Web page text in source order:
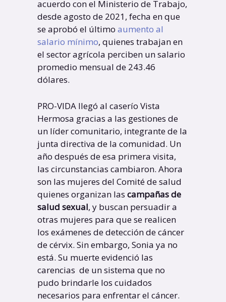
acuerdo con el Ministerio de Trabajo,
desde agosto de 2021, fecha en que
se aprobó el últimoaumento al
salario mínimo, quienes trabajan en
el sector agrícola perciben un salario
promedio mensual de 243.46
dólares.
PRO-VIDA llegó al caserío Vista
Hermosa gracias a las gestiones de
un líder comunitario, integrante de la
junta directiva de la comunidad. Un
año después de esa primera visita,
las circunstancias cambiaron. Ahora
son las mujeres del Comité de salud
quienes organizan lascampañas de
salud sexual, y buscan persuadir a
otras mujeres para que se realicen
los exámenes de detección de cáncer
de cérvix. Sin embargo, Sonia ya no
está. Su muerte evidenció las
carencias de un sistema que no
pudo brindarle los cuidados
necesarios para enfrentar el cáncer.